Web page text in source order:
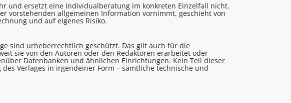
und ersetzt eine Individualberatung im konkreten Einzelfall nicht.
vorstehenden allgemeinen Information vornimmt, geschieht von
und auf eigenes Risiko.
sind urheberrechtlich geschützt. Das gilt auch für die
sie von den Autoren oder den Redaktoren erarbeitet oder
Datenbanken und ähnlichen Einrichtungen. Kein Teil dieser
Verlages in irgendeiner Form – sämtliche technische und